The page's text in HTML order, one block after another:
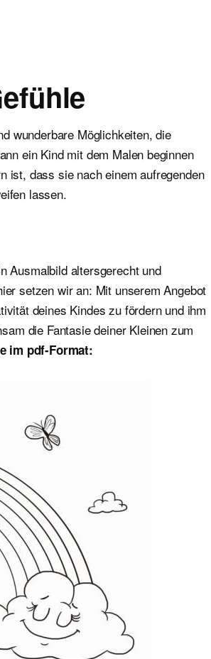
wunderbare Möglichkeiten, die
ein Kind mit dem Malen beginnen
ist, dass sie nach einem aufregenden
lassen.
Ausmalbild altersgerecht und
setzen wir an: Mit unserem Angebot
deines Kindes zu fördern und ihm
die Fantasie deiner Kleinen zum
im pdf-Format: